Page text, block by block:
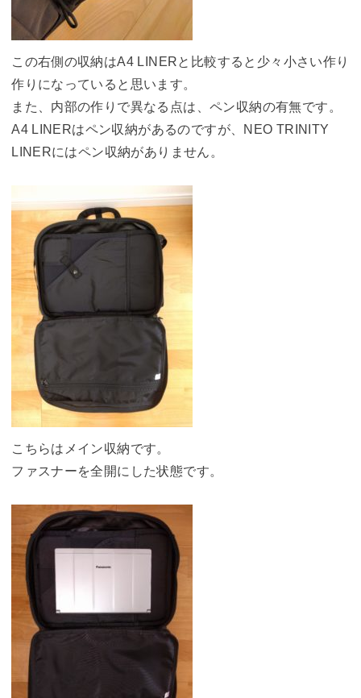
この右側の収納はA4 LINERと比較すると少々小さい作り
作りになっていると思います。
また、内部の作りで異なる点は、ペン収納の有無です。
A4 LINERはペン収納があるのですが、NEO TRINITY
LINERにはペン収納がありません。
こちらはメイン収納です。
ファスナーを全開にした状態です。